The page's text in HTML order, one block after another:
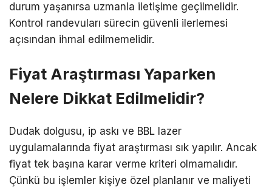
durum yaşanırsa uzmanla iletişime geçilmelidir.
Kontrol randevuları sürecin güvenli ilerlemesi
açısından ihmal edilmemelidir.
Fiyat Araştırması Yaparken
Nelere Dikkat Edilmelidir?
Dudak dolgusu, ip askı ve BBL lazer
uygulamalarında fiyat araştırması sık yapılır. Ancak
fiyat tek başına karar verme kriteri olmamalıdır.
Çünkü bu işlemler kişiye özel planlanır ve maliyeti